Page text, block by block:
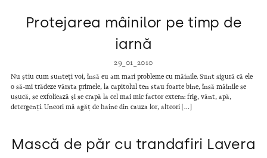
Protejarea mâinilor pe timp de
iarnă
29_01_2010
Nu știu cum sunteți voi, însă eu am mari probleme cu mâinile. Sunt sigură că ele
o să-mi trădeze vârsta primele, la capitolul ten stau foarte bine, însă mâinile se
usucă, se exfoliează și se crapă la cel mai mic factor extern: frig, vânt, apă,
detergenți. Uneori mă agăț de haine din cauza lor, alteori […]
Mască de păr cu trandafiri Lavera